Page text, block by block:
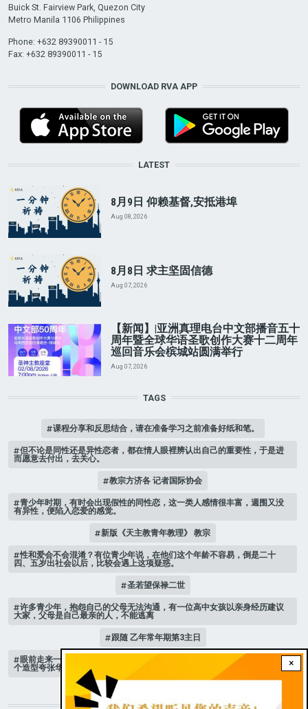
×
Buick St. Fairview Park, Quezon City
Metro Manila 1106 Philippines
Phone: +632 89390011 - 15
Fax: +632 89390011 - 15
DOWNLOAD RVA APP
LATEST
8月9日 仰赖基督,安抵港埠
Aug 08, 2026
8月8日 求主坚固信德
Aug 07, 2026
【新闻】|亚洲真理电台中文部播音五十
周年暨全球华语圣歌创作大赛十二周年
巡回音乐会槟城站圆满举行
Aug 07, 2026
TAGS
课程分享和反思结合，请在准备学习之前准备好纸和笔。
但不论是同性还是异性恋者，都在情人眼裡辨认出自己的重要性，于是进
而愿意去付出，去关心。
教宗方济各 记者国际协会
青少年时期，有时会出现假性的同性恋，这一类人感情很丰富，週围又没
有异性，便陷入恋爱的感觉。
新版《天主教青年教理》 教宗
性和爱会不会混淆？有位青少年说，在他们这个年龄不容易，倒是二十
四、五岁出社会以后，比较会遇上这项疑惑。
圣若望保禄二世
许多青少年，抱怨自己的父母无法沟通，有一位高中女孩以亲身经历建议
大家，父母是自己最亲的人，不能逃离
跟随 乙年常年期第3主日
眼前走来一位魔女，可爱的妖媚中带点邪恶，身上穿著宫廷的小丑服，整
个造型夸张华丽，非常特殊。
STAY CONNECTED WITH US!